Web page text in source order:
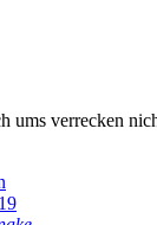
ums verrecken